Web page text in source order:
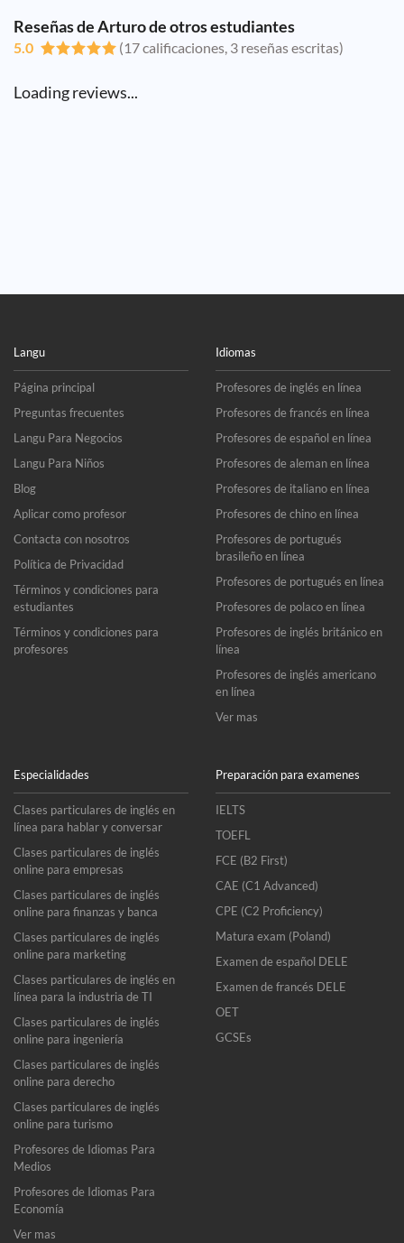
Reseñas de Arturo de otros estudiantes
5.0 (17 calificaciones, 3 reseñas escritas)
Loading reviews...
Langu
Página principal
Preguntas frecuentes
Langu Para Negocios
Langu Para Niños
Blog
Aplicar como profesor
Contacta con nosotros
Política de Privacidad
Términos y condiciones para
estudiantes
Términos y condiciones para
profesores
Idiomas
Profesores de inglés en línea
Profesores de francés en línea
Profesores de español en línea
Profesores de aleman en línea
Profesores de italiano en línea
Profesores de chino en línea
Profesores de portugués
brasileño en línea
Profesores de portugués en línea
Profesores de polaco en línea
Profesores de inglés británico en
línea
Profesores de inglés americano
en línea
Ver mas
Especialidades
Clases particulares de inglés en
línea para hablar y conversar
Clases particulares de inglés
online para empresas
Clases particulares de inglés
online para finanzas y banca
Clases particulares de inglés
online para marketing
Clases particulares de inglés en
línea para la industria de TI
Clases particulares de inglés
online para ingeniería
Clases particulares de inglés
online para derecho
Clases particulares de inglés
online para turismo
Profesores de Idiomas Para
Medios
Profesores de Idiomas Para
Economía
Ver mas
Preparación para examenes
IELTS
TOEFL
FCE (B2 First)
CAE (C1 Advanced)
CPE (C2 Proficiency)
Matura exam (Poland)
Examen de español DELE
Examen de francés DELE
OET
GCSEs